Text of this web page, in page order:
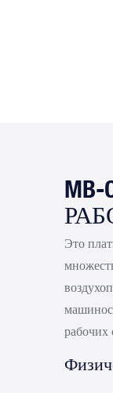
Это
рабочих